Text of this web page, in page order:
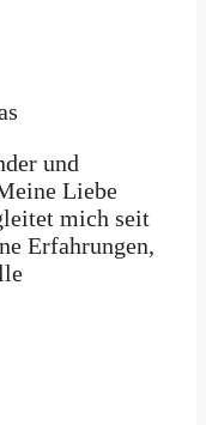
und
Liebe
mich seit
Erfahrungen,